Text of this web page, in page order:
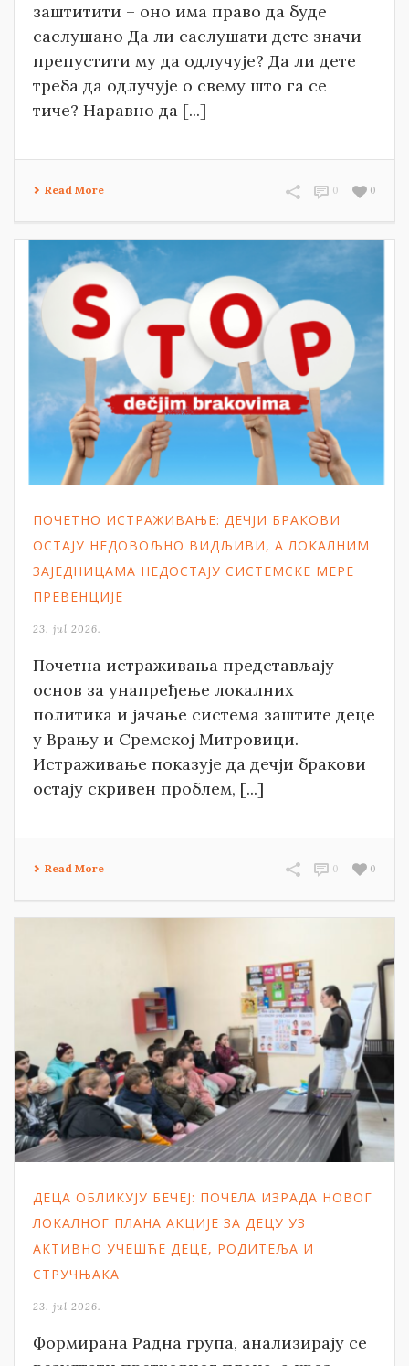
заштитити – оно има право да буде
саслушано Да ли саслушати дете значи
препустити му да одлучује? Да ли дете
треба да одлучује о свему што га се
тиче? Наравно да [...]
Read More 0
0
ПОЧЕТНО ИСТРАЖИВАЊЕ: ДЕЧЈИ БРАКОВИ
ОСТАЈУ НЕДОВОЉНО ВИДЉИВИ, А ЛОКАЛНИМ
ЗАЈЕДНИЦАМА НЕДОСТАЈУ СИСТЕМСКЕ МЕРЕ
ПРЕВЕНЦИЈЕ
23. jul 2026.
Почетна истраживања представљају
основ за унапређење локалних
политика и јачање система заштите деце
у Врању и Сремској Митровици.
Истраживање показује да дечји бракови
остају скривен проблем, [...]
Read More 0
0
ДЕЦА ОБЛИКУЈУ БЕЧЕЈ: ПОЧЕЛА ИЗРАДА НОВОГ
ЛОКАЛНОГ ПЛАНА АКЦИЈЕ ЗА ДЕЦУ УЗ
АКТИВНО УЧЕШЋЕ ДЕЦЕ, РОДИТЕЉА И
СТРУЧЊАКА
23. jul 2026.
Формирана Радна група, анализирају се